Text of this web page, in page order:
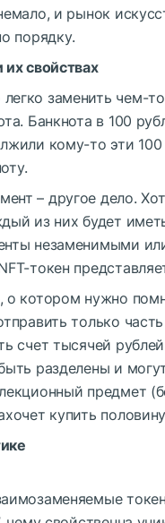
и рынок
порядку.
свойствах
заменить чем-
Банкнота в 100
кому-то эти
– другое дело.
из них будет
незаменимыми
токен
котором нужно
только
счет тысячей
разделены и
предмет
купить